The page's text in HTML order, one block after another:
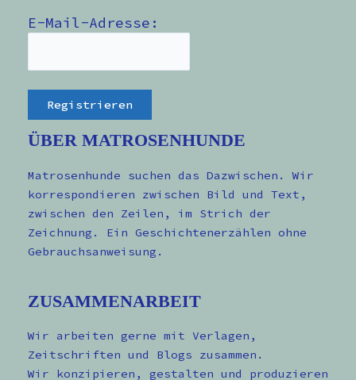
E-Mail-Adresse:
ÜBER MATROSENHUNDE
Matrosenhunde suchen das Dazwischen. Wir
korrespondieren zwischen Bild und Text,
zwischen den Zeilen, im Strich der
Zeichnung. Ein Geschichtenerzählen ohne
Gebrauchsanweisung.
ZUSAMMENARBEIT
Wir arbeiten gerne mit Verlagen,
Zeitschriften und Blogs zusammen.
Wir konzipieren, gestalten und produzieren